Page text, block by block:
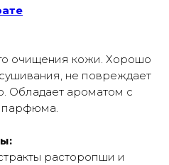
очищения кожи. Хорошо
не повреждает
Обладает ароматом с
парфюма.
расторопши и